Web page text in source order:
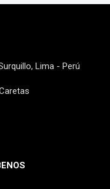
Lima - Perú